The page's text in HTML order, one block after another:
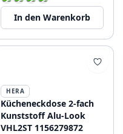
In den Warenkorb
HERA
Kücheneckdose 2-fach
Kunststoff Alu-Look
VHL2ST 1156279872